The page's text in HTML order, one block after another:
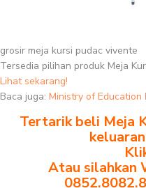
grosir meja kursi pudac vivente
Tersedia pilihan produk Meja
Lihat sekarang!
Baca juga: Ministry of Education
Tertarik beli Meja
Atau silahkan